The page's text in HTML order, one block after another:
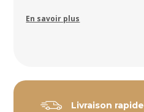
En savoir plus
Livraison rapide